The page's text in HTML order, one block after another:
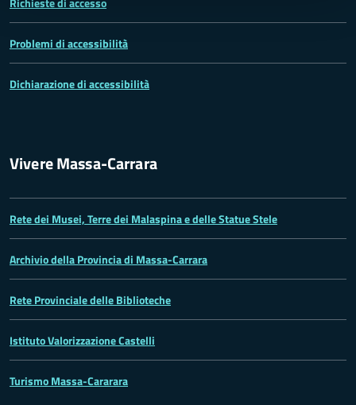
Problemi di accessibilità
Dichiarazione di accessibilità
Vivere Massa-Carrara
Rete dei Musei, Terre dei Malaspina e delle Statue Stele
Archivio della Provincia di Massa-Carrara
Rete Provinciale delle Biblioteche
Istituto Valorizzazione Castelli
Turismo Massa-Cararara